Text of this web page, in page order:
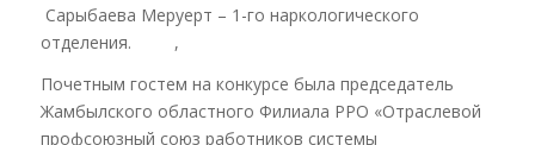
Сарыбаева Меруерт – 1-го наркологического
отделения. ,
Почетным гостем на конкурсе была председатель
Жамбылского областного Филиала РРО «Отраслевой
профсоюзный союз работников системы